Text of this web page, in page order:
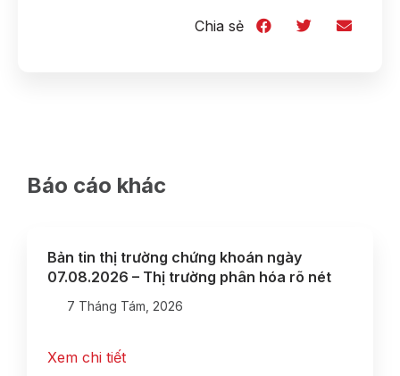
Chia sẻ
Báo cáo khác
Bản tin thị trường chứng khoán ngày
07.08.2026 – Thị trường phân hóa rõ nét
7 Tháng Tám, 2026
Xem chi tiết